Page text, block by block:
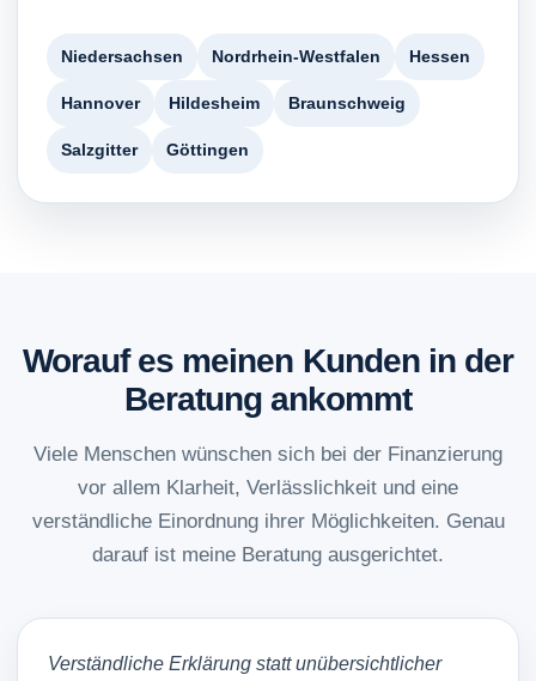
Niedersachsen Nordrhein-Westfalen Hessen
Hannover Hildesheim Braunschweig
Salzgitter Göttingen
Worauf es meinen Kunden in der
Beratung ankommt
Viele Menschen wünschen sich bei der Finanzierung
vor allem Klarheit, Verlässlichkeit und eine
verständliche Einordnung ihrer Möglichkeiten. Genau
darauf ist meine Beratung ausgerichtet.
Verständliche Erklärung statt unübersichtlicher